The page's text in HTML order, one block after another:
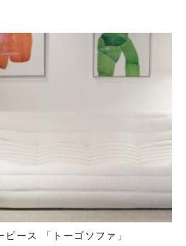
ピース 「トーゴソファ」